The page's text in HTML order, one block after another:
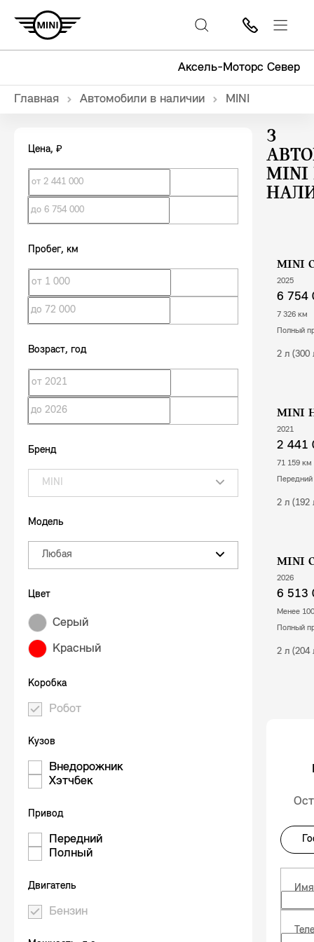
Аксель-Моторс Север
Главная Автомобили в наличии MINI
Цена, ₽
Пробег, км
Возраст, год
Бренд
MINI
Модель
Любая
Цвет
Серый
Красный
Коробка
Робот
Кузов
Внедорожник
Хэтчбек
Привод
Передний
Полный
Двигатель
Бензин
3
MINI
MINI
2025
6 754
7 326 км
полный
2 л
MINI
2021
2 441
71 159 км
2 л
MINI
2026
6 513
Менее
полный
2 л